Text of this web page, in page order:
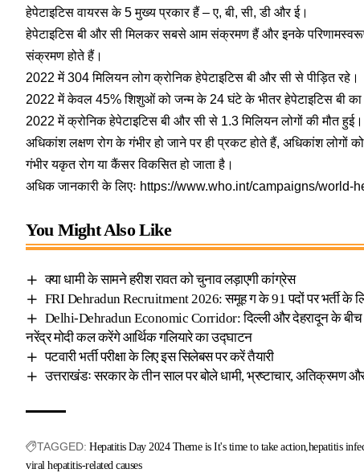
हेपेटाइटिस वायरस के 5 मुख्य प्रकार हैं – ए, बी, सी, डी और ई।
हेपेटाइटिस बी और सी मिलकर सबसे आम संक्रमण हैं और इनके
संक्रमण होते हैं।
2022 में 304 मिलियन लोग क्रोनिक हेपेटाइटिस बी और सी से पीड़ित रहे।
2022 में केवल 45% शिशुओं को जन्म के 24 घंटे के भीतर हेपेटाइटिस बी का
2022 में क्रोनिक हेपेटाइटिस बी और सी से 1.3 मिलियन लोगों की मौत हुई।
अधिकांश लक्षण रोग के गंभीर हो जाने पर ही प्रकट होते हैं, अधिकांश लोगों
गंभीर यकृत रोग या कैंसर विकसित हो जाता है।
अधिक जानकारी के लिएः https://www.who.int/campaigns/world-
You Might Also Like
क्या धामी के सामने हरीश रावत को चुनाव लड़ाएगी कांग्रेस
FRI Dehradun Recruitment 2026: समूह ग के 91 पदों पर भर्ती के
Delhi-Dehradun Economic Corridor: दिल्ली और देहरादून के बीच
नरेंद्र मोदी कल करेंगे आर्थिक गलियारे का उद्घाटन
पटवारी भर्ती परीक्षा के लिए इस सिलेबस पर करें तैयारी
उत्तराखंडः सरकार के तीन साल पर बोले धामी, भ्रष्टाचार, अतिक्रमण
TAGGED: Hepatitis Day 2024 Theme is It's time to take action hepatitis
viral hepatitis-related causes